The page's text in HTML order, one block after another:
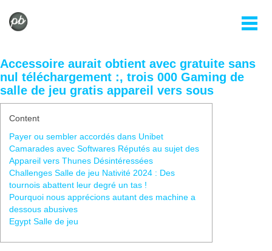
Accessoire aurait obtient avec gratuite sans
nul téléchargement :, trois 000 Gaming de
salle de jeu gratis appareil vers sous
Content
Payer ou sembler accordés dans Unibet
Camarades avec Softwares Réputés au sujet des
Appareil vers Thunes Désintéressées
Challenges Salle de jeu Nativité 2024 : Des
tournois abattent leur degré un tas !
Pourquoi nous apprécions autant des machine a
dessous abusives
Egypt Salle de jeu